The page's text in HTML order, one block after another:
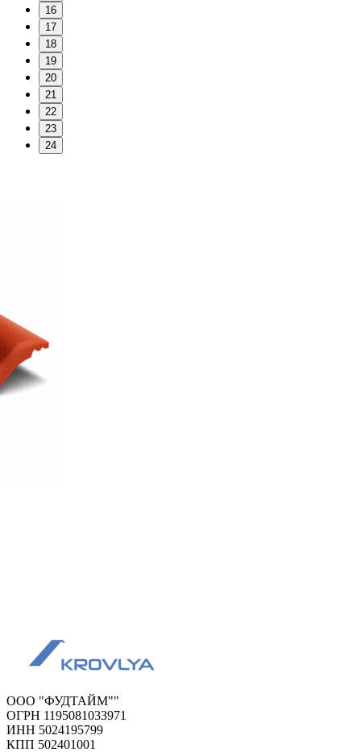
16
17
18
19
20
21
22
23
24
ООО "ФУДТАЙМ""
ОГРН 1195081033971
ИНН 5024195799
КПП 502401001